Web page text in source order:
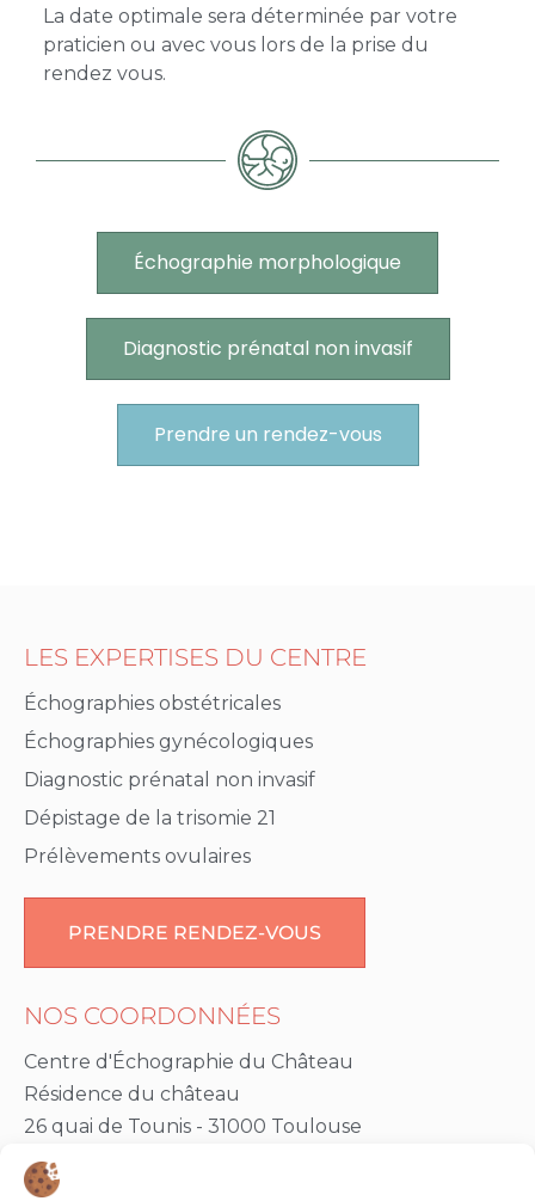
La date optimale sera déterminée par votre
praticien ou avec vous lors de la prise du
rendez vous.
Échographie morphologique
Diagnostic prénatal non invasif
Prendre un rendez-vous
LES EXPERTISES DU CENTRE
Échographies obstétricales
Échographies gynécologiques
Diagnostic prénatal non invasif
Dépistage de la trisomie 21
Prélèvements ovulaires
PRENDRE RENDEZ-VOUS
NOS COORDONNÉES
Centre d'Échographie du Château
Résidence du château
26 quai de Tounis - 31000 Toulouse
Entrée handicapés et livraisons :
9-11 avenue de la Garonnette